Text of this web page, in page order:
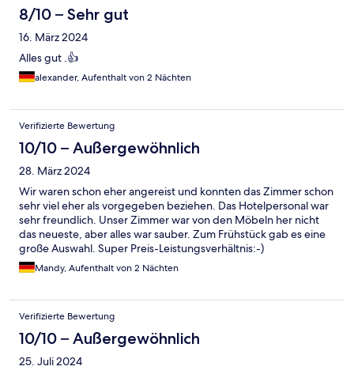
8/10 – Sehr gut
16. März 2024
Alles gut .👍
alexander, Aufenthalt von 2 Nächten
Verifizierte Bewertung
10/10 – Außergewöhnlich
28. März 2024
Wir waren schon eher angereist und konnten das Zimmer schon
sehr viel eher als vorgegeben beziehen. Das Hotelpersonal war
sehr freundlich. Unser Zimmer war von den Möbeln her nicht
das neueste, aber alles war sauber. Zum Frühstück gab es eine
große Auswahl. Super Preis-Leistungsverhältnis:-)
Mandy, Aufenthalt von 2 Nächten
Verifizierte Bewertung
10/10 – Außergewöhnlich
25. Juli 2024